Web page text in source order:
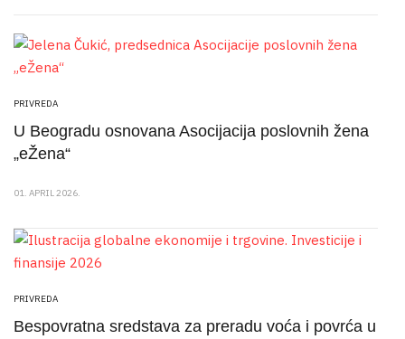
PRIVREDA
U Beogradu osnovana Asocijacija poslovnih žena
„eŽena“
01. APRIL 2026.
PRIVREDA
Bespovratna sredstava za preradu voća i povrća u